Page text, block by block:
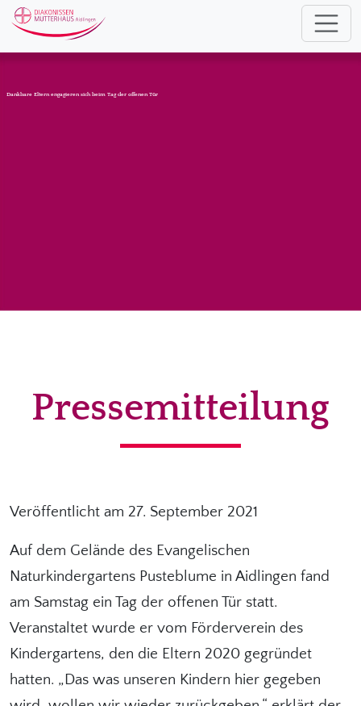
Dankbare Eltern engagieren sich beim Tag der offenen Tür
Pressemitteilung
Veröffentlicht am 27. September 2021
Auf dem Gelände des Evangelischen
Naturkindergartens Pusteblume in Aidlingen fand
am Samstag ein Tag der offenen Tür statt.
Veranstaltet wurde er vom Förderverein des
Kindergartens, den die Eltern 2020 gegründet
hatten. „Das was unseren Kindern hier gegeben